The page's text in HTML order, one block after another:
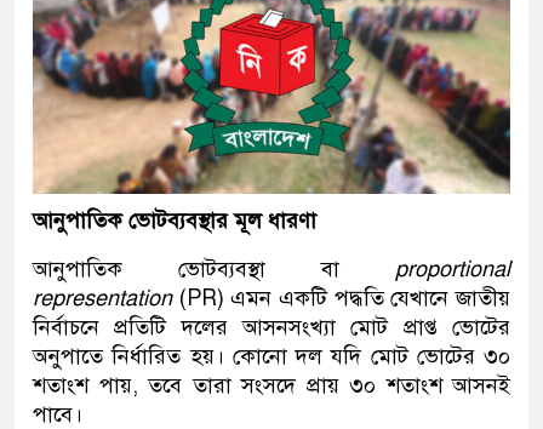
আনুপাতিক ভোটব্যবস্থার মূল ধারণা
আনুপাতিক ভোটব্যবস্থা বা proportional
representation(PR) এমন একটি পদ্ধতি যেখানে জাতীয়
নির্বাচনে প্রতিটি দলের আসনসংখ্যা মোট প্রাপ্ত ভোটের
অনুপাতে নির্ধারিত হয়। কোনো দল যদি মোট ভোটের ৩০
শতাংশ পায়, তবে তারা সংসদে প্রায় ৩০ শতাংশ আসনই
পাবে।